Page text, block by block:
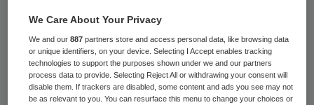
Jan van der Kruis en Wim den Hartog zijn
per 1 april 2012 toegetreden tot de raad
van toezicht van zorgorganisatie Steinmetz
de Compaan.
We Care About Your Privacy
We and our887 partners store and access personal data, like browsing data
or unique identifiers, on your device. Selecting I Accept enables tracking
technologies to support the purposes shown under we and our partners
process data to provide. Selecting Reject All or withdrawing your consent will
disable them. If trackers are disabled, some content and ads you see may not
be as relevant to you. You can resurface this menu to change your choices or